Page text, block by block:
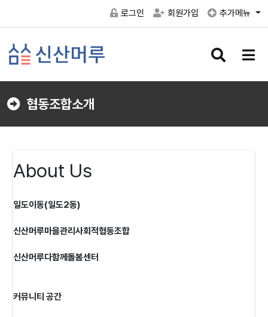
로그인 회원가입 추가메뉴
검
버
메
버
협동조합소개
About Us
일도이동(일도2동)
신산머루마을관리사회적협동조합
신산머루다함께돌봄센터
커뮤니티 공간